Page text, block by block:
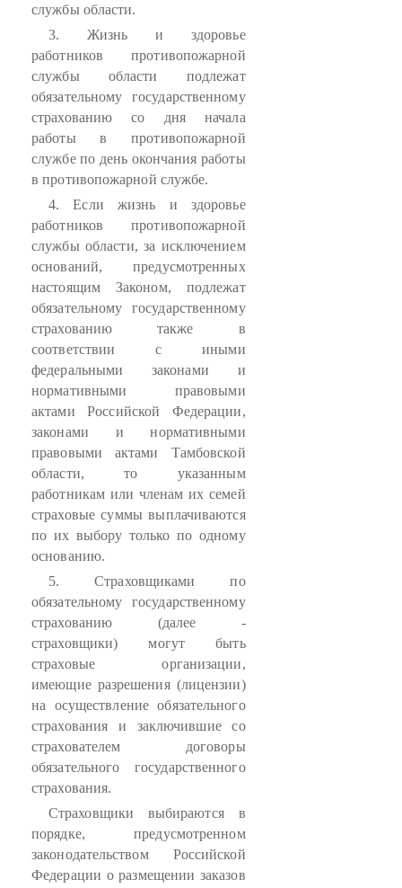
службы области.
3. Жизнь и здоровье
работников противопожарной
службы области подлежат
обязательному государственному
страхованию со дня начала
работы в противопожарной
службе по день окончания работы
в противопожарной службе.
4. Если жизнь и здоровье
работников противопожарной
службы области, за исключением
оснований, предусмотренных
настоящим Законом, подлежат
обязательному государственному
страхованию также в
соответствии с иными
федеральными законами и
нормативными правовыми
актами Российской Федерации,
законами и нормативными
правовыми актами Тамбовской
области, то указанным
работникам или членам их семей
страховые суммы выплачиваются
по их выбору только по одному
основанию.
5. Страховщиками по
обязательному государственному
страхованию (далее -
страховщики) могут быть
страховые организации,
имеющие разрешения (лицензии)
на осуществление обязательного
страхования и заключившие со
страхователем договоры
обязательного государственного
страхования.
Страховщики выбираются в
порядке, предусмотренном
законодательством Российской
Федерации о размещении заказов